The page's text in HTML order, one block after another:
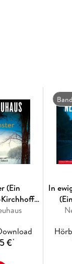
(Ein
€*
In